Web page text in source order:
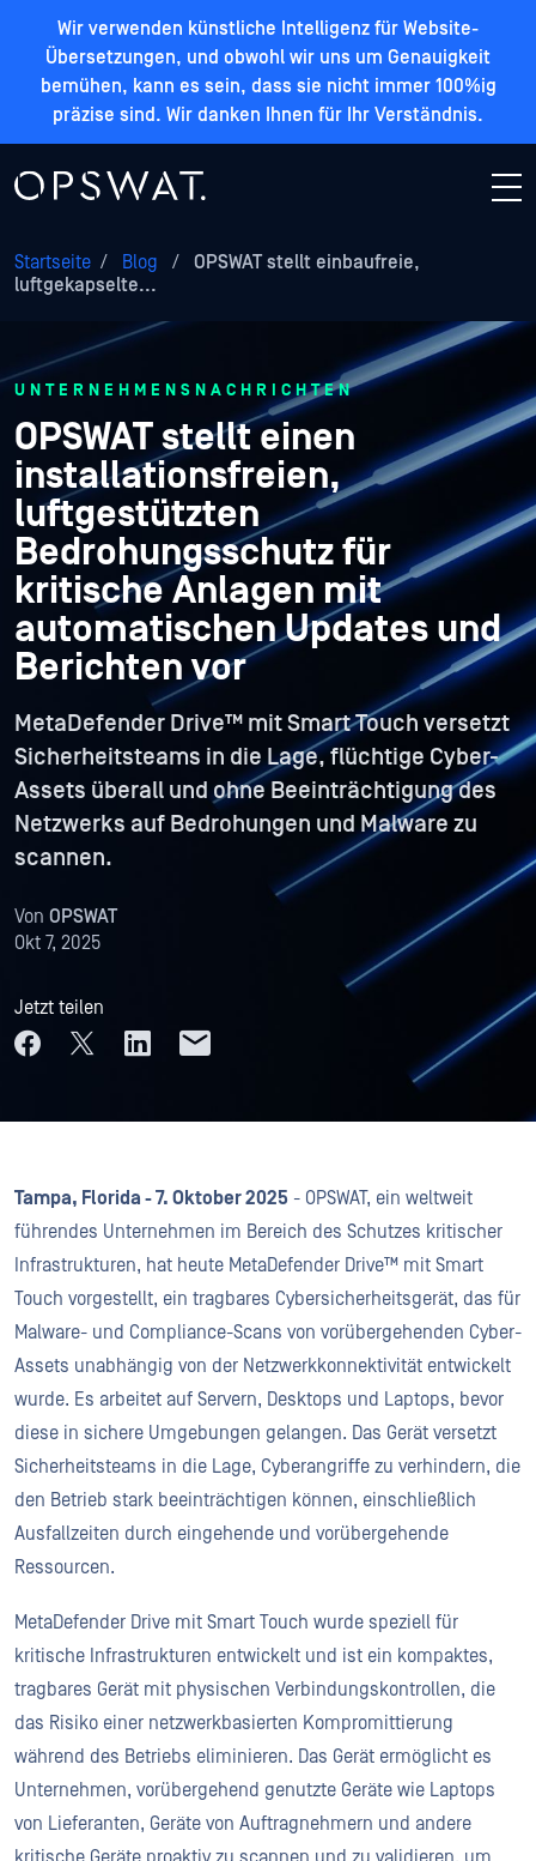
Wir verwenden künstliche Intelligenz für Website-
Übersetzungen, und obwohl wir uns um Genauigkeit
bemühen, kann es sein, dass sie nicht immer 100%ig
präzise sind. Wir danken Ihnen für Ihr Verständnis.
Startseite / Blog /
OPSWAT stellt einbaufreie,
luftgekapselte...
UNTERNEHMENSNACHRICHTEN
OPSWAT stellt einen
installationsfreien,
luftgestützten
Bedrohungsschutz für
kritische Anlagen mit
automatischen Updates und
Berichten vor
MetaDefender Drive™ mit Smart Touch versetzt
Sicherheitsteams in die Lage, flüchtige Cyber-
Assets überall und ohne Beeinträchtigung des
Netzwerks auf Bedrohungen und Malware zu
scannen.
Von OPSWAT
Okt 7, 2025
Jetzt teilen
Tampa, Florida - 7. Oktober 2025 - OPSWAT, ein weltweit
führendes Unternehmen im Bereich des Schutzes kritischer
Infrastrukturen, hat heute MetaDefender Drive™ mit Smart
Touch vorgestellt, ein tragbares Cybersicherheitsgerät, das für
Malware- und Compliance-Scans von vorübergehenden Cyber-
Assets unabhängig von der Netzwerkkonnektivität entwickelt
wurde. Es arbeitet auf Servern, Desktops und Laptops, bevor
diese in sichere Umgebungen gelangen. Das Gerät versetzt
Sicherheitsteams in die Lage, Cyberangriffe zu verhindern, die
den Betrieb stark beeinträchtigen können, einschließlich
Ausfallzeiten durch eingehende und vorübergehende
Ressourcen.
MetaDefender Drive mit Smart Touch wurde speziell für
kritische Infrastrukturen entwickelt und ist ein kompaktes,
tragbares Gerät mit physischen Verbindungskontrollen, die
das Risiko einer netzwerkbasierten Kompromittierung
während des Betriebs eliminieren. Das Gerät ermöglicht es
Unternehmen, vorübergehend genutzte Geräte wie Laptops
von Lieferanten, Geräte von Auftragnehmern und andere